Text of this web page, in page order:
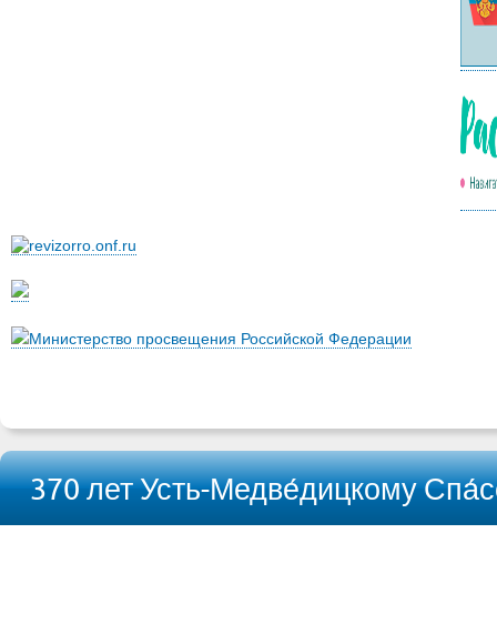
Министерство просвещения Российской Федерации
370 лет Усть-Медве́дицкому